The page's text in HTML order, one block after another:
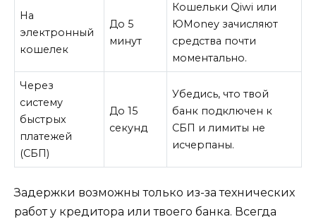
На
электронный
кошелек
До 5
минут
Кошельки Qiwi или
ЮMoney зачисляют
средства почти
моментально.
Через
систему
быстрых
платежей
(СБП)
До 15
секунд
Убедись, что твой
банк подключен к
СБП и лимиты не
исчерпаны.
Задержки возможны только из-за технических
работ у кредитора или твоего банка. Всегда